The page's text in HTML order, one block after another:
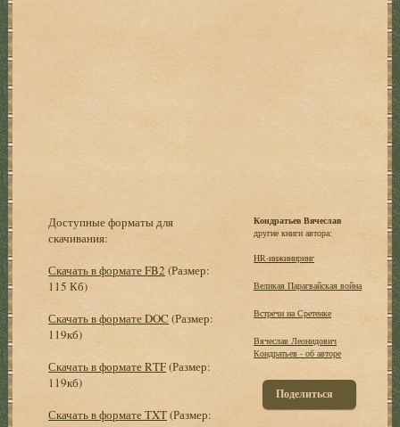
Доступные форматы для
скачивания:
Скачать в формате FB2 (Размер:
115 Кб)
Скачать в формате DOC (Размер:
119кб)
Скачать в формате RTF(Размер:
119кб)
Скачать в формате TXT(Размер:
Кондратьев Вячеслав
другие книги автора:
HR-инжиниринг
Великая Парагвайская война
Встречи на Сретенке
Вячеслав Леонидович
Кондратьев - об авторе
Поделиться